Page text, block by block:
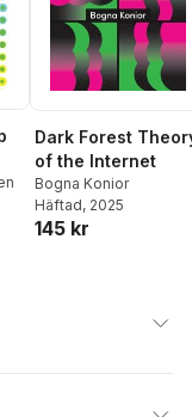
Dark Forest
of the Internet
Bogna Konior
Häftad, 2025
145 kr